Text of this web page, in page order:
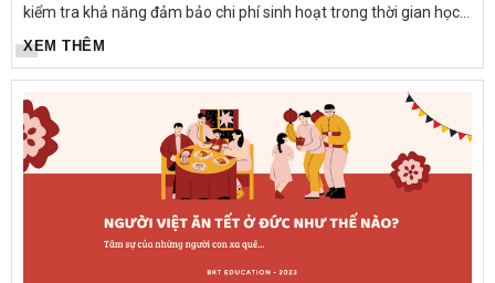
kiểm tra khả năng đảm bảo chi phí sinh hoạt trong thời gian học
nghề, Phòng Thị thực căn cứ vào mức tiền định hướng được lấy...
XEM THÊM